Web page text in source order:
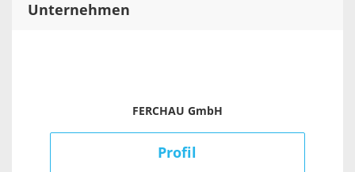
Unternehmen
FERCHAU GmbH
Profil